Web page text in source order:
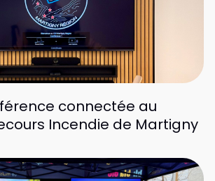
connectée au
Incendie de Martigny